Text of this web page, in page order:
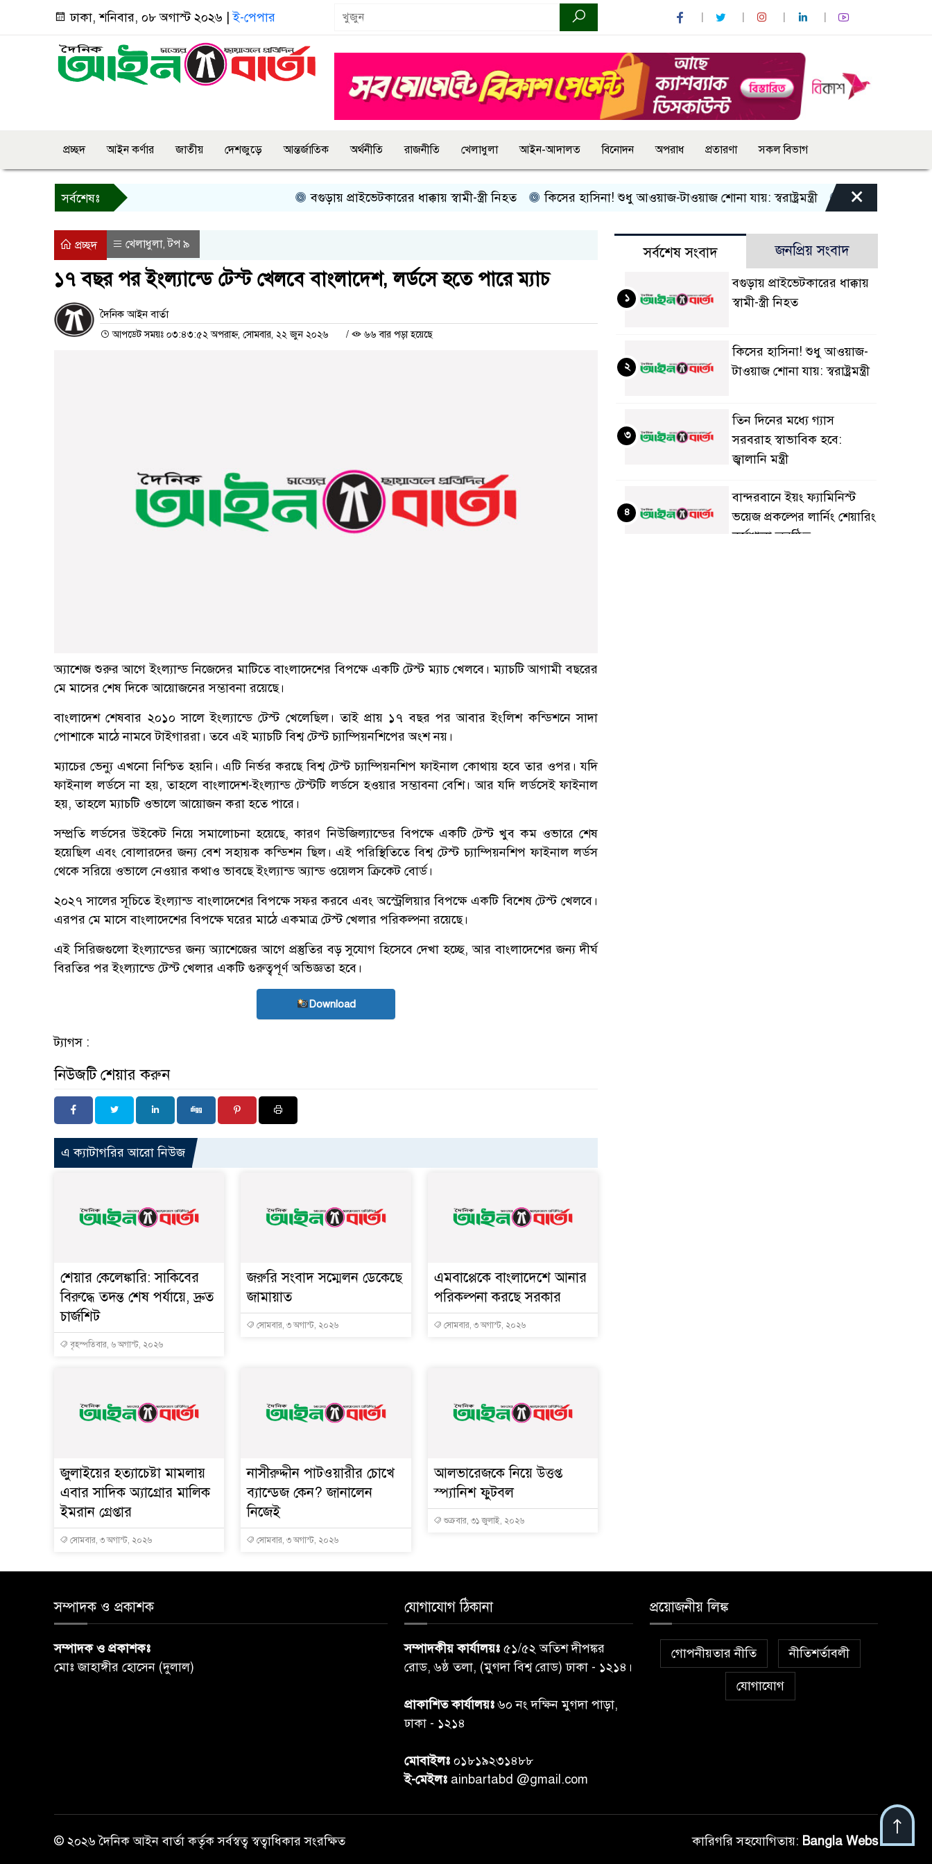
ঢাকা, শনিবার, ০৮ অগাস্ট ২০২৬ |ই-পেপার
প্রচ্ছদ আইন কর্ণার জাতীয় দেশজুড়ে আন্তর্জাতিক অর্থনীতি রাজনীতি খেলাধুলা আইন-আদালত বিনোদন অপরাধ প্রতারণা সকল বিভাগ
সর্বশেষঃ বগুড়ায় প্রাইভেটকারের ধাক্কায় স্বামী-স্ত্রী নিহত কিসের হাসিনা! শুধু আওয়াজ-টাওয়াজ শোনা যায়: স্বরাষ্ট্রমন্ত্রী তিন দিনের মধ্যে গ্যাস
×
প্রচ্ছদ খেলাধুলা,টপ ৯
১৭ বছর পর ইংল্যান্ডে টেস্ট খেলবে বাংলাদেশ, লর্ডসে হতে পারে ম্যাচ
দৈনিক আইন বার্তা
আপডেট সময়ঃ ০৩:৪৩:৫২ অপরাহ্ন, সোমবার, ২২ জুন ২০২৬ / ৬৬ বার পড়া হয়েছে
অ্যাশেজ শুরুর আগে ইংল্যান্ড নিজেদের মাটিতে বাংলাদেশের বিপক্ষে একটি টেস্ট ম্যাচ খেলবে। ম্যাচটি আগামী বছরের
মে মাসের শেষ দিকে আয়োজনের সম্ভাবনা রয়েছে।
বাংলাদেশ শেষবার ২০১০ সালে ইংল্যান্ডে টেস্ট খেলেছিল। তাই প্রায় ১৭ বছর পর আবার ইংলিশ কন্ডিশনে সাদা
পোশাকে মাঠে নামবে টাইগাররা। তবে এই ম্যাচটি বিশ্ব টেস্ট চ্যাম্পিয়নশিপের অংশ নয়।
ম্যাচের ভেন্যু এখনো নিশ্চিত হয়নি। এটি নির্ভর করছে বিশ্ব টেস্ট চ্যাম্পিয়নশিপ ফাইনাল কোথায় হবে তার ওপর। যদি
ফাইনাল লর্ডসে না হয়, তাহলে বাংলাদেশ-ইংল্যান্ড টেস্টটি লর্ডসে হওয়ার সম্ভাবনা বেশি। আর যদি লর্ডসেই ফাইনাল
হয়, তাহলে ম্যাচটি ওভালে আয়োজন করা হতে পারে।
সম্প্রতি লর্ডসের উইকেট নিয়ে সমালোচনা হয়েছে, কারণ নিউজিল্যান্ডের বিপক্ষে একটি টেস্ট খুব কম ওভারে শেষ
হয়েছিল এবং বোলারদের জন্য বেশ সহায়ক কন্ডিশন ছিল। এই পরিস্থিতিতে বিশ্ব টেস্ট চ্যাম্পিয়নশিপ ফাইনাল লর্ডস
থেকে সরিয়ে ওভালে নেওয়ার কথাও ভাবছে ইংল্যান্ড অ্যান্ড ওয়েলস ক্রিকেট বোর্ড।
২০২৭ সালের সূচিতে ইংল্যান্ড বাংলাদেশের বিপক্ষে সফর করবে এবং অস্ট্রেলিয়ার বিপক্ষে একটি বিশেষ টেস্ট খেলবে।
এরপর মে মাসে বাংলাদেশের বিপক্ষে ঘরের মাঠে একমাত্র টেস্ট খেলার পরিকল্পনা রয়েছে।
এই সিরিজগুলো ইংল্যান্ডের জন্য অ্যাশেজের আগে প্রস্তুতির বড় সুযোগ হিসেবে দেখা হচ্ছে, আর বাংলাদেশের জন্য দীর্ঘ
বিরতির পর ইংল্যান্ডে টেস্ট খেলার একটি গুরুত্বপূর্ণ অভিজ্ঞতা হবে।
Download
ট্যাগস :
নিউজটি শেয়ার করুন
এ ক্যাটাগরির আরো নিউজ
শেয়ার কেলেঙ্কারি: সাকিবের
বিরুদ্ধে তদন্ত শেষ পর্যায়ে, দ্রুত
চার্জশিট
বৃহস্পতিবার, ৬ অগাস্ট, ২০২৬
জরুরি সংবাদ সম্মেলন ডেকেছে
জামায়াত
সোমবার, ৩ অগাস্ট, ২০২৬
এমবাপ্পেকে বাংলাদেশে আনার
পরিকল্পনা করছে সরকার
সোমবার, ৩ অগাস্ট, ২০২৬
জুলাইয়ের হত্যাচেষ্টা মামলায়
এবার সাদিক অ্যাগ্রোর মালিক
ইমরান গ্রেপ্তার
সোমবার, ৩ অগাস্ট, ২০২৬
নাসীরুদ্দীন পাটওয়ারীর চোখে
ব্যান্ডেজ কেন? জানালেন
নিজেই
সোমবার, ৩ অগাস্ট, ২০২৬
আলভারেজকে নিয়ে উত্তপ্ত
স্প্যানিশ ফুটবল
শুক্রবার, ৩১ জুলাই, ২০২৬
সর্বশেষ সংবাদ জনপ্রিয় সংবাদ
বগুড়ায় প্রাইভেটকারের ধাক্কায়
স্বামী-স্ত্রী নিহত
১
কিসের হাসিনা! শুধু আওয়াজ-
টাওয়াজ শোনা যায়: স্বরাষ্ট্রমন্ত্রী
২
তিন দিনের মধ্যে গ্যাস
সরবরাহ স্বাভাবিক হবে:
জ্বালানি মন্ত্রী
৩
বান্দরবানে ইয়ং ফ্যামিনিস্ট
ভয়েজ প্রকল্পের লার্নিং শেয়ারিং
কর্মশালা অনুষ্ঠিত
৪
সম্পাদক ও প্রকাশক
সম্পাদক ও প্রকাশকঃ
মোঃ জাহাঙ্গীর হোসেন (দুলাল)
যোগাযোগ ঠিকানা
সম্পাদকীয় কার্যালয়ঃ ৫১/৫২ অতিশ দীপঙ্কর
রোড, ৬ষ্ঠ তলা, (মুগদা বিশ্ব রোড) ঢাকা - ১২১৪।
প্রাকাশিত কার্যালয়ঃ৬০ নং দক্ষিন মুগদা পাড়া,
ঢাকা - ১২১৪
মোবাইলঃ ০১৮১৯২৩১৪৮৮
ই-মেইলঃ ainbartabd @gmail.com
প্রয়োজনীয় লিঙ্ক
গোপনীয়তার নীতি নীতিশর্তাবলী
যোগাযোগ
© ২০২৬ দৈনিক আইন বার্তা কর্তৃক সর্বস্বত্ব স্বত্বাধিকার সংরক্ষিত কারিগরি সহযোগিতায়: Bangla Webs